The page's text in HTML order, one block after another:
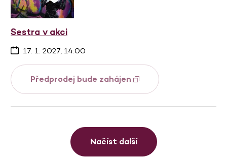
Sestra v akci
17. 1. 2027, 14:00
Předprodej bude zahájen
Načíst další